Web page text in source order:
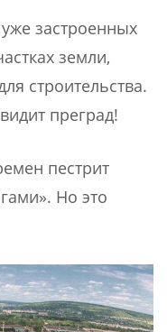
застроенных
земли,
строительства.
преград!
пестрит
Но это